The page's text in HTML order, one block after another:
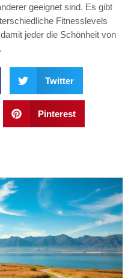
geeignet sind. Es gibt
Fitnesslevels
jeder die Schönheit von
Twitter
Pinterest